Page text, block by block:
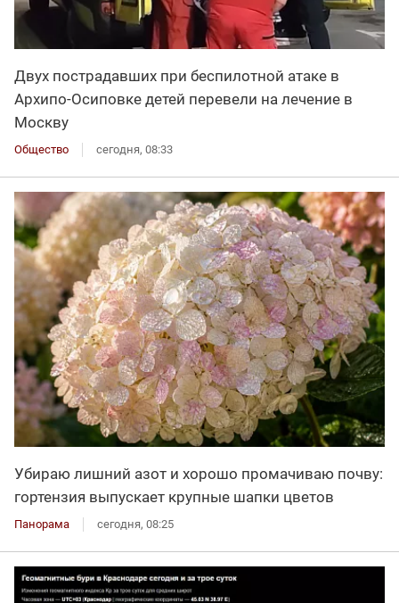
Двух пострадавших при беспилотной атаке в
Архипо-Осиповке детей перевели на лечение в
Москву
Общество сегодня, 08:33
Убираю лишний азот и хорошо промачиваю почву:
гортензия выпускает крупные шапки цветов
Панорама сегодня, 08:25